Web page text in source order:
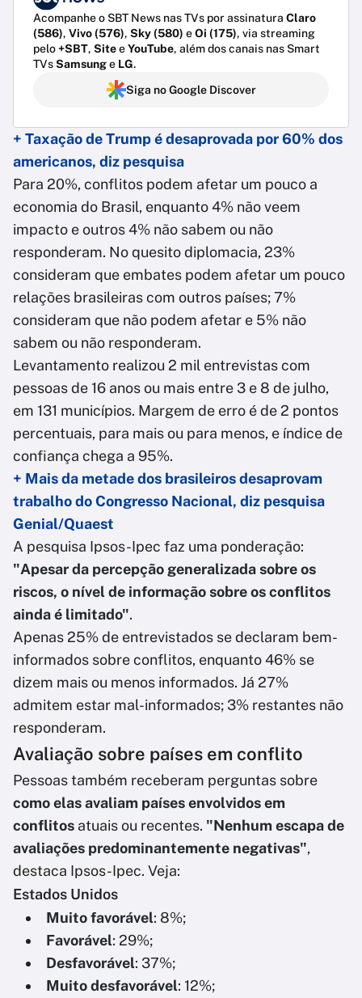
Acompanhe o SBT News nas TVs por assinatura Claro
(586), Vivo (576), Sky (580) eOi (175), via streaming
pelo+SBT, SiteeYouTube, além dos canais nas Smart
TVsSamsunge LG.
Siga no Google Discover
+ Taxação de Trump é desaprovada por 60% dos
americanos, diz pesquisa
Para 20%, conflitos podem afetar um pouco a
economia do Brasil, enquanto 4% não veem
impacto e outros 4% não sabem ou não
responderam. No quesito diplomacia, 23%
consideram que embates podem afetar um pouco
relações brasileiras com outros países; 7%
consideram que não podem afetar e 5% não
sabem ou não responderam.
Levantamento realizou 2 mil entrevistas com
pessoas de 16 anos ou mais entre 3 e 8 de julho,
em 131 municípios. Margem de erro é de 2 pontos
percentuais, para mais ou para menos, e índice de
confiança chega a 95%.
+ Mais da metade dos brasileiros desaprovam
trabalho do Congresso Nacional, diz pesquisa
Genial/Quaest
A pesquisa Ipsos-Ipec faz uma ponderação:
"Apesar da percepção generalizada sobre os
riscos, o nível de informação sobre os conflitos
ainda é limitado".
Apenas 25% de entrevistados se declaram bem-
informados sobre conflitos, enquanto 46% se
dizem mais ou menos informados. Já 27%
admitem estar mal-informados; 3% restantes não
responderam.
Avaliação sobre países em conflito
Pessoas também receberam perguntas sobre
como elas avaliam países envolvidos em
conflitos atuais ou recentes. "Nenhum escapa de
avaliações predominantemente negativas",
destaca Ipsos-Ipec. Veja:
Estados Unidos
Muito favorável: 8%;
Favorável: 29%;
Desfavorável: 37%;
Muito desfavorável: 12%;